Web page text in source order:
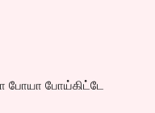
போயா போய்கிட்டே